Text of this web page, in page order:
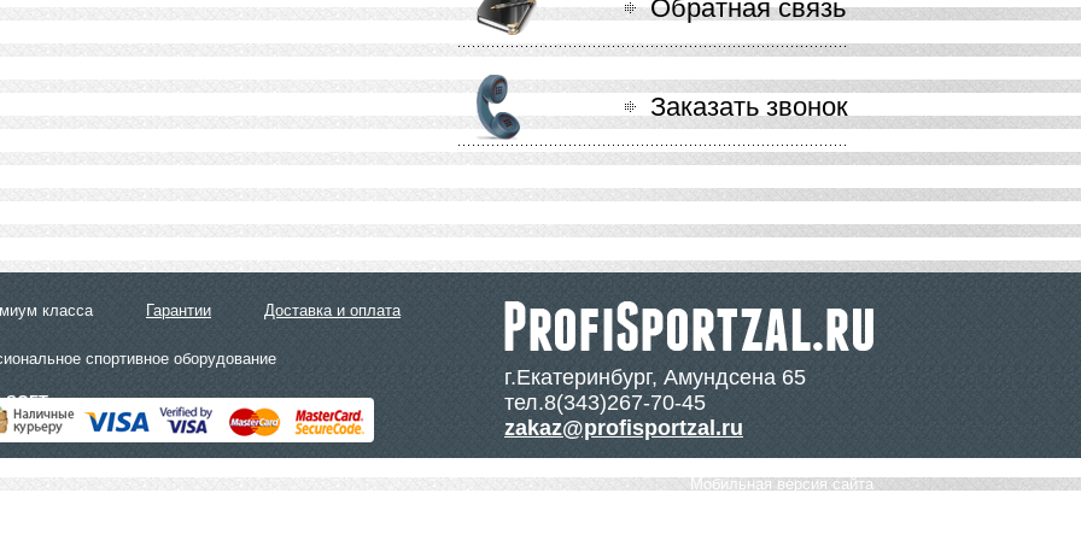
Обратная связь
Заказать звонок
класса Гарантии
Доставка и оплата
г.Екатеринбург, Амундсена 65
тел.8(343)267-70-45
zakaz@profisportzal.ru
Мобильная версия сайта
спортивное оборудование